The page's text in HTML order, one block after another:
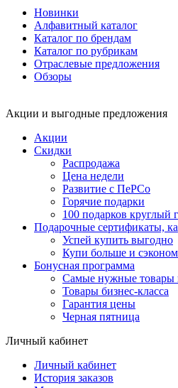
Новинки
Алфавитный каталог
Каталог по брендам
Каталог по рубрикам
Отраслевые предложения
Обзоры
Акции и выгодные предложения
Акции
Скидки
Распродажа
Цена недели
Развитие с ПеРСо
Горячие подарки
100 подарков круглый
Подарочные сертификаты,
Успей купить выгодно
Купи больше и
Бонусная программа
Самые нужные товары
Товары бизнес-класса
Гарантия цены
Черная пятница
Личный кабинет
Личный кабинет
История заказов